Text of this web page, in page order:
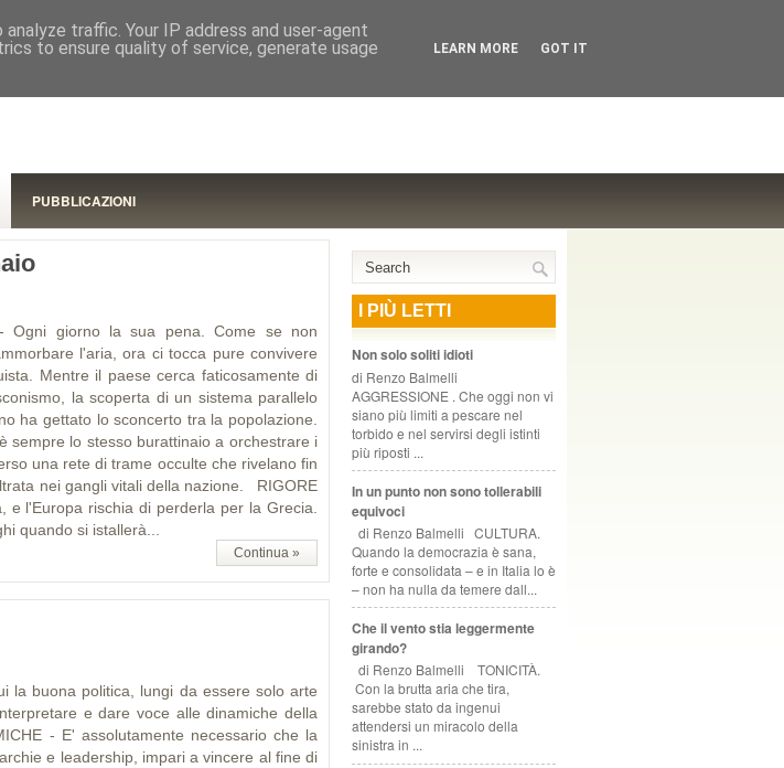
RISTORANTE COOPERATIVO, ZURIGO
PUBBLICAZIONI
giorno la sua pena. Come se non
l'aria, ora ci tocca pure convivere
Mentre il paese cerca faticosamente di
la scoperta di un sistema parallelo
ha gettato lo sconcerto tra la popolazione.
sempre lo stesso burattinaio a orchestrare i
una rete di trame occulte che rivelano fin
nei gangli vitali della nazione. RIGORE
l'Europa rischia di perderla per la Grecia.
quando si istallerà...
Continua »
la buona politica, lungi da essere solo arte
e dare voce alle dinamiche della
- E' assolutamente necessario che la
e leadership, impari a vincere al fine di
I PIÙ LETTI
Non solo soliti idioti
di Renzo Balmelli
AGGRESSIONE . Che oggi non vi
siano più limiti a pescare nel
torbido e nel servirsi degli istinti
più riposti ...
In un punto non sono tollerabili
equivoci
di Renzo Balmelli CULTURA.
Quando la democrazia è sana,
forte e consolidata – e in Italia lo è
– non ha nulla da temere dall...
Che il vento stia leggermente
girando?
di Renzo Balmelli TONICITÀ.
Con la brutta aria che tira,
sarebbe stato da ingenui
attendersi un miracolo della
sinistra in ...
traffic. Your IP address and user-agent
to ensure quality of service, generate usage
LEARN MORE GOT IT